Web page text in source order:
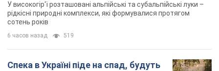
У високогір'ї розташовані альпійські та субальпійські луки –
рідкісні природні комплекси, які формувалися протягом
сотень років
6 часов назад 519
Спека в Україні піде на спад, будуть